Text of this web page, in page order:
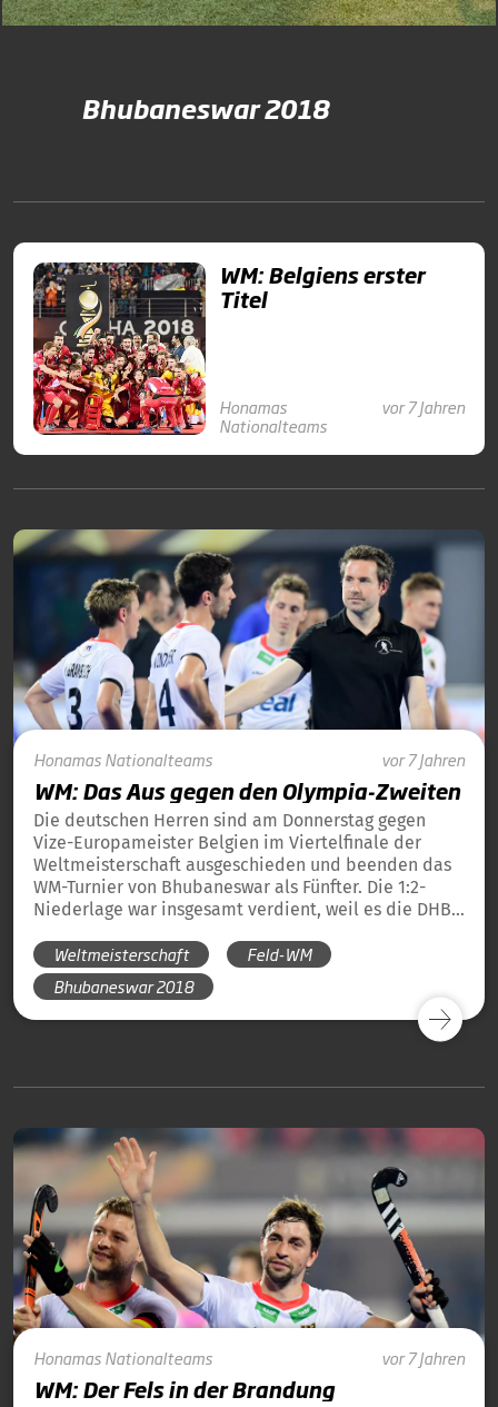
Bhubaneswar 2018
WM: Belgiens erster
Titel
Honamas
Nationalteams
vor 7 Jahren
HonamasNationalteams vor 7 Jahren
WM: Das Aus gegen den Olympia-Zweiten
Die deutschen Herren sind am Donnerstag gegen
Vize-Europameister Belgien im Viertelfinale der
Weltmeisterschaft ausgeschieden und beenden das
WM-Turnier von Bhubaneswar als Fünfter. Die 1:2-
Niederlage war insgesamt verdient, weil es die DHB-
Verteidigen sowie die Konterstärke, in voller
Schlagkraft auf den Platz zu bringen. Zwar führten die
HONAMAS zwischenzeitlich 1:0, doch Belgien war
deutlich gefährlicher bei ihren Angriffen, holten
Weltmeisterschaft
Feld-WM
Bhubaneswar 2018
HonamasNationalteams vor 7 Jahren
WM: Der Fels in der Brandung